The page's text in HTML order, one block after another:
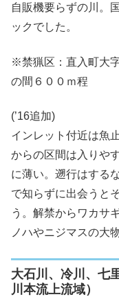
自販機要らずの川。
ックでした。
※禁猟区：直入町大
の間６００ｍ程
(’16追加)
インレット付近は魚
からの区間は入りや
に薄い。遡行はする
で知らずに出会うと
う。解禁からワカサ
ノハやニジマスの大
大石川、冷川、七
川本流上流域）